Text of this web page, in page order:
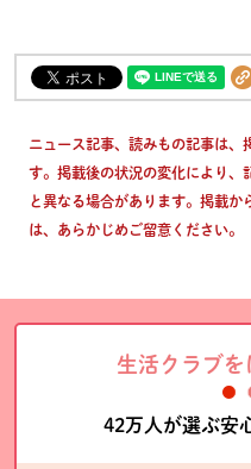
ニュース記事、読みもの記事は、
す。掲載後の状況の変化により、
と異なる場合があります。掲載か
は、あらかじめご留意ください。
生活クラブを
42万人が選ぶ安